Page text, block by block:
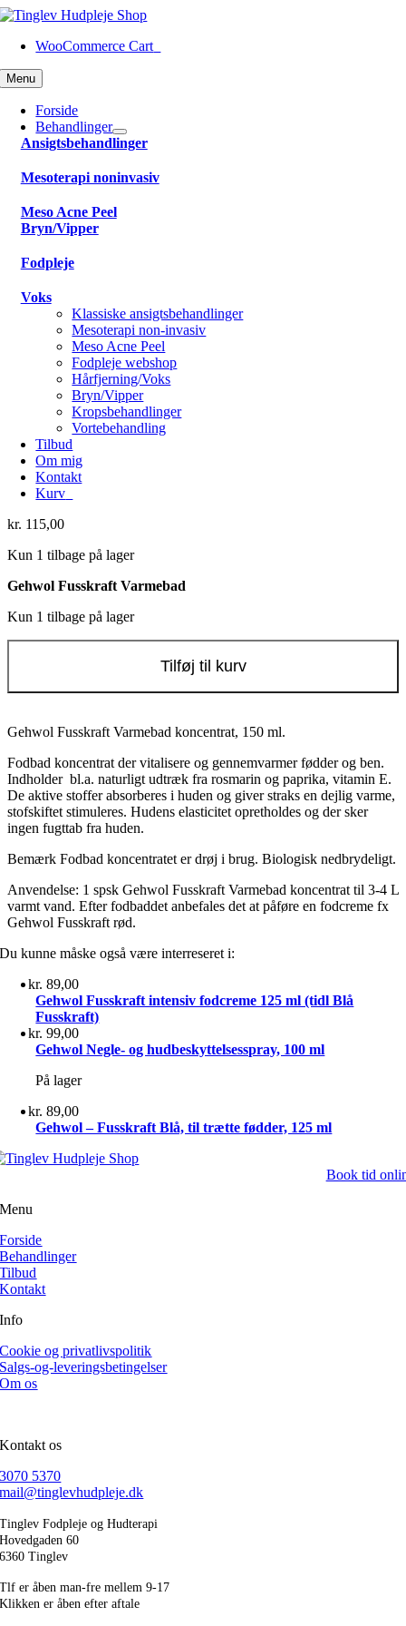
Skip
contentWooCommerce Cart
Menu
Forside
Behandlinger
Ansigtsbehandlinger
Mesoterapi noninvasiv
Meso Acne Peel
Bryn/Vipper
Fodpleje
Voks
Klassiske ansigtsbehandlinger
Mesoterapi non-invasiv
Meso Acne Peel
Fodpleje webshop
Hårfjerning/Voks
Bryn/Vipper
Kropsbehandlinger
Vortebehandling
Tilbud
Om mig
Kontakt
Kurv
kr. 115,00
Kun 1 tilbage på lager
Gehwol Fusskraft Varmebad
Kun 1 tilbage på lager
Tilføj til kurv
Gehwol Fusskraft Varmebad koncentrat, 150 ml.
Fodbad koncentrat der vitalisere og gennemvarmer fødder og ben.
Indholder bl.a. naturligt udtræk fra rosmarin og paprika, vitamin E.
De aktive stoffer absorberes i huden og giver straks en dejlig varme,
stofskiftet stimuleres. Hudens elasticitet opretholdes og der sker
ingen fugttab fra huden.
Bemærk Fodbad koncentratet er drøj i brug. Biologisk nedbrydeligt.
Anvendelse: 1 spsk Gehwol Fusskraft Varmebad koncentrat til 3-4 L
varmt vand. Efter fodbaddet anbefales det at påføre en fodcreme fx
Gehwol Fusskraft rød.
Du kunne måske også være interreseret i:
kr. 89,00
Gehwol Fusskraft intensiv fodcreme 125 ml (tidl Blå
Fusskraft)
kr. 99,00
Gehwol Negle- og hudbeskyttelsesspray, 100 ml
På lager
kr. 89,00
Gehwol – Fusskraft Blå, til trætte fødder, 125 ml
Book tid
Menu
Forside
Behandlinger
Tilbud
Kontakt
Info
Cookie og privatlivspolitik
Salgs-og-leveringsbetingelser
Om os
Kontakt os
3070 5370
mail@tinglevhudpleje.dk
Tinglev Fodpleje og Hudterapi
Hovedgaden 60
6360 Tinglev
Tlf er åben man-fre mellem 9-17
Klikken er åben efter aftale